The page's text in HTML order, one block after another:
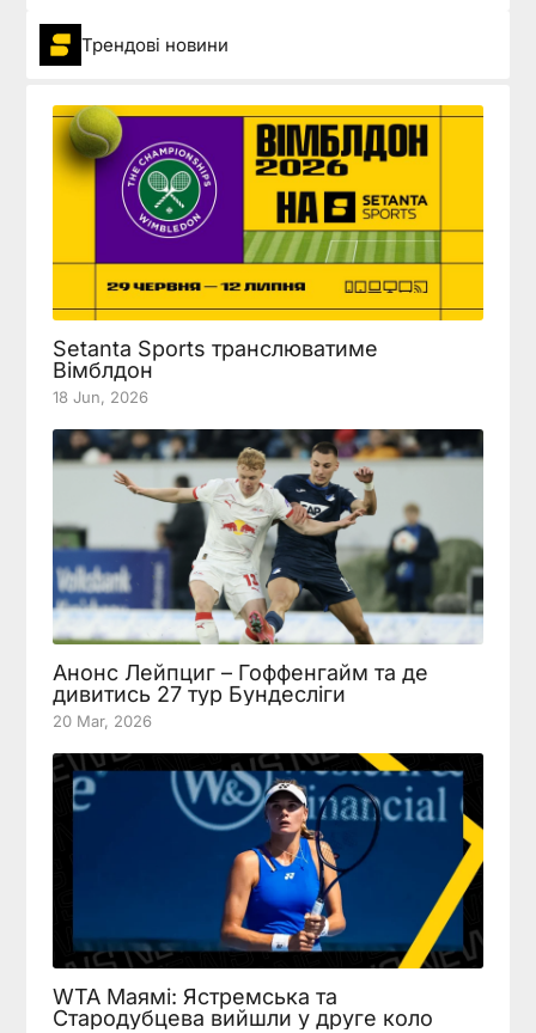
Трендові новини
Setanta Sports транслюватиме
Вімблдон
18 Jun, 2026
Анонс Лейпциг – Гоффенгайм та де
дивитись 27 тур Бундесліги
20 Mar, 2026
WTA Маямі: Ястремська та
Стародубцева вийшли у друге коло